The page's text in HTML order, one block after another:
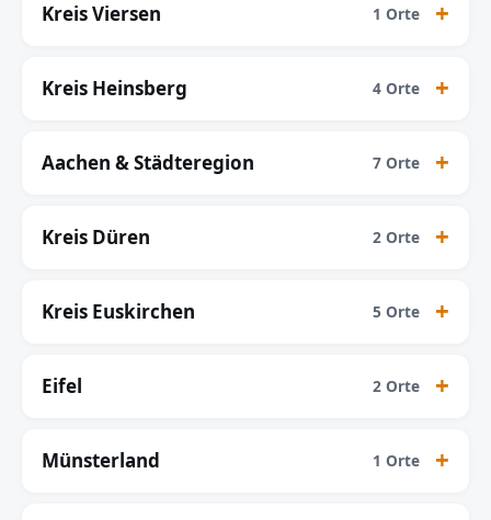
Kreis Viersen 1 Orte
Kreis Heinsberg 4 Orte
Aachen & Städteregion 7 Orte
Kreis Düren 2 Orte
Kreis Euskirchen 5 Orte
Eifel 2 Orte
Münsterland 1 Orte